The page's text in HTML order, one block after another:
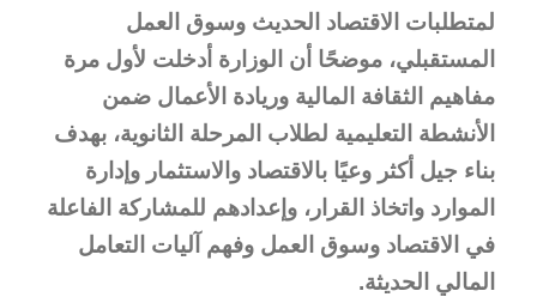
لمتطلبات الاقتصاد الحديث وسوق العمل
المستقبلي، موضحًا أن الوزارة أدخلت لأول مرة
مفاهيم الثقافة المالية وريادة الأعمال ضمن
الأنشطة التعليمية لطلاب المرحلة الثانوية، بهدف
بناء جيل أكثر وعيًا بالاقتصاد والاستثمار وإدارة
الموارد واتخاذ القرار، وإعدادهم للمشاركة الفاعلة
في الاقتصاد وسوق العمل وفهم آليات التعامل
المالي الحديثة.